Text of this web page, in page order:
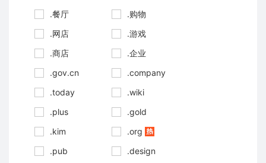
.餐厅
.购物
.网店
.游戏
.商店
.企业
.gov.cn
.company
.today
.wiki
.plus
.gold
.kim
.org
.pub
.design